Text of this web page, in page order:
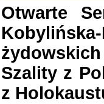
Otwarte
Szality z
z